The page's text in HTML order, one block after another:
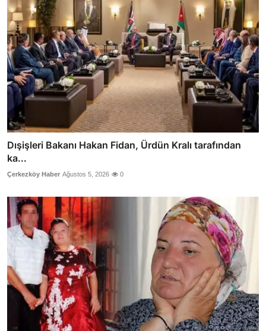
Dışişleri Bakanı Hakan Fidan, Ürdün Kralı tarafından
ka...
Çerkezköy Haber Ağustos 5, 2026 0